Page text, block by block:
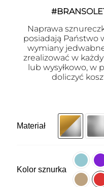
Naprawa
posiadają Państwo
wymiany
zrealizować w
lub wysyłkowo, w
doliczyć
Materiał
Kolor sznurka